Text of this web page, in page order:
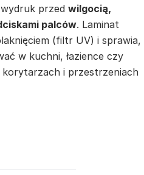
przed wilgocią,
palców. Laminat
(filtr UV) i sprawia,
w kuchni, łazience czy
i przestrzeniach